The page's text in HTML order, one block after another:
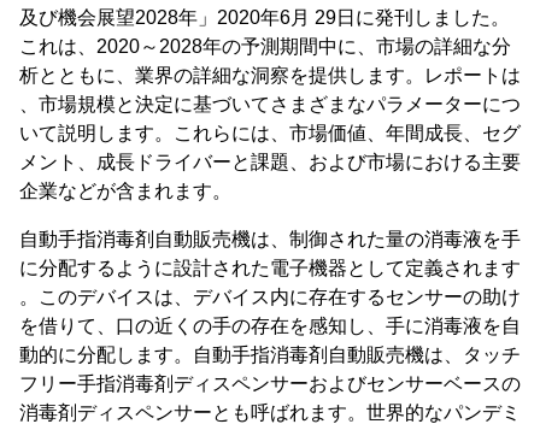
及び機会展望2028年」2020年6月 29日に発刊しました。
これは、2020～2028年の予測期間中に、市場の詳細な分
析とともに、業界の詳細な洞察を提供します。レポートは
、市場規模と決定に基づいてさまざまなパラメーターにつ
いて説明します。これらには、市場価値、年間成長、セグ
メント、成長ドライバーと課題、および市場における主要
企業などが含まれます。
自動手指消毒剤自動販売機は、制御された量の消毒液を手
に分配するように設計された電子機器として定義されます
。このデバイスは、デバイス内に存在するセンサーの助け
を借りて、口の近くの手の存在を感知し、手に消毒液を自
動的に分配します。自動手指消毒剤自動販売機は、タッチ
フリー手指消毒剤ディスペンサーおよびセンサーベースの
消毒剤ディスペンサーとも呼ばれます。世界的なパンデミ